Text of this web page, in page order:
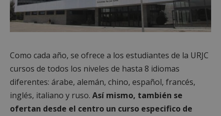
Como cada año, se ofrece a los estudiantes de la URJC
cursos de todos los niveles de hasta 8 idiomas
diferentes: árabe, alemán, chino, español, francés,
inglés, italiano y ruso. Así mismo, también se
ofertan desde el centro un curso especifico de
Cookies no clasificadas
Cookies estrictamente necesarias
Cookies de rendimiento
Cookies de preferencias